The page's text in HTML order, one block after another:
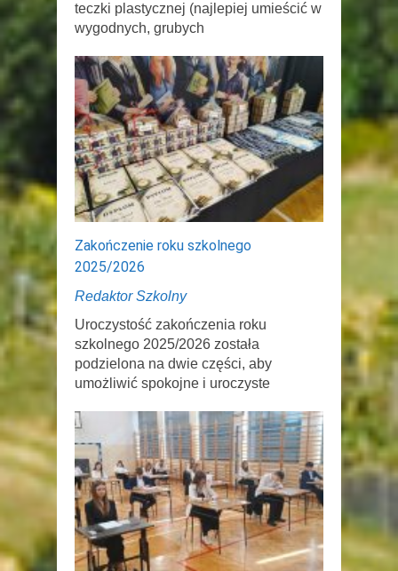
teczki plastycznej (najlepiej umieścić w
wygodnych, grubych
Zakończenie roku szkolnego
2025/2026
Redaktor Szkolny
Uroczystość zakończenia roku
szkolnego 2025/2026 została
podzielona na dwie części, aby
umożliwić spokojne i uroczyste